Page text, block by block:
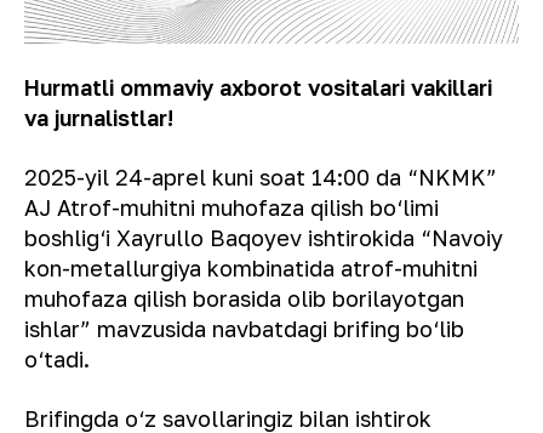
Hurmatli ommaviy axborot vositalari vakillari
va jurnalistlar!
2025-yil 24-aprel kuni soat 14:00 da “NKMK”
AJ Atrof-muhitni muhofaza qilish bo‘limi
boshlig‘i Xayrullo Baqoyev ishtirokida “Navoiy
kon-metallurgiya kombinatida atrof-muhitni
muhofaza qilish borasida olib borilayotgan
ishlar” mavzusida navbatdagi brifing bo‘lib
o‘tadi.
Brifingda o‘z savollaringiz bilan ishtirok